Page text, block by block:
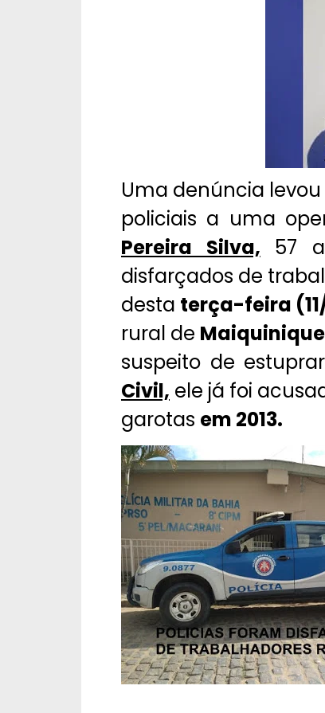
Uma denúncia levou
policiais a uma
Pereira Silva, 57
disfarçados de
desta terça-feira
rural de Maiquinique
suspeito de
Civil, ele já foi
garotas em 2013.